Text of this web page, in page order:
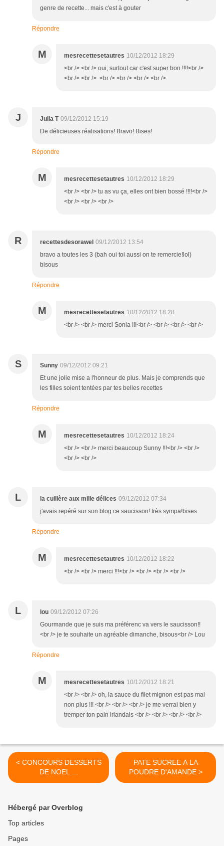
genre de recette... mais c'est à gouter
Répondre
M mesrecettesetautres 10/12/2012 18:29
<br /> <br /> oui, surtout car c'est super bon !!!!<br />
<br /> <br /> <br /> <br /> <br /> <br />
J Julia T 09/12/2012 15:19
De délicieuses réalisations! Bravo! Bises!
Répondre
M mesrecettesetautres 10/12/2012 18:29
<br /> <br /> tu as vu ça, elles ont bien bossé !!!!<br />
<br /> <br /> <br />
R recettesdesorawel 09/12/2012 13:54
bravo a toutes les 3 (bah oui toi aussi on te remercie!lol)
bisous
Répondre
M mesrecettesetautres 10/12/2012 18:28
<br /> <br /> merci Sonia !!!<br /> <br /> <br /> <br />
S Sunny 09/12/2012 09:21
Et une jolie mise a l'honneur de plus. Mais je comprends que
les filles soient tentées par tes belles recettes
Répondre
M mesrecettesetautres 10/12/2012 18:24
<br /> <br /> merci beaucoup Sunny !!!<br /> <br />
<br /> <br />
L la cuillère aux mille délices 09/12/2012 07:34
j'avais repéré sur son blog ce saucisson! très sympa!bises
Répondre
M mesrecettesetautres 10/12/2012 18:22
<br /> <br /> merci !!!<br /> <br /> <br /> <br />
L lou 09/12/2012 07:26
Gourmande que je suis ma préférenc va vers le saucisson!!
<br /> je te souhaite un agréable dimanche, bisous<br /> Lou
Répondre
M mesrecettesetautres 10/12/2012 18:21
<br /> <br /> oh, la sauce du filet mignon est pas mal
non plus !!! <br /> <br /> <br /> je me verrai bien y
tremper ton pain irlandais <br /> <br /> <br /> <br />
< CONCOURS DESSERTS
DE NOEL ...
PATE SUCREE A LA
POUDRE D'AMANDE >
Hébergé par Overblog
Top articles
Pages